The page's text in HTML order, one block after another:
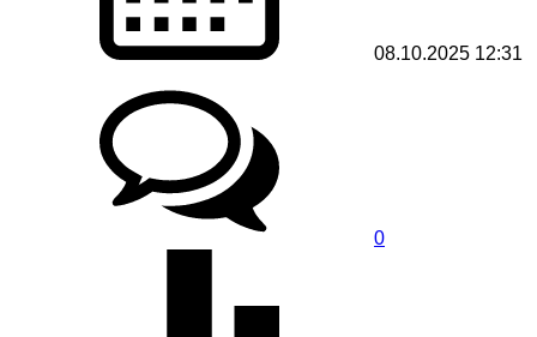
08.10.2025 12:31
0